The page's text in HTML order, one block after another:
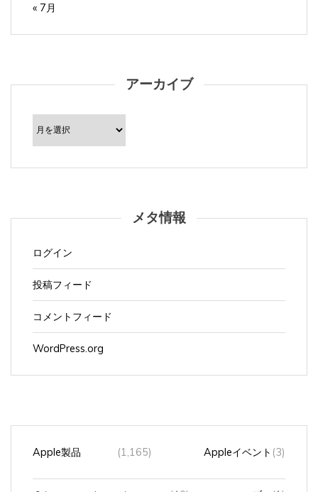
« 7月
アーカイブ
ア
ー
カ
イ
メタ情報
ログイン
投稿フィード
コメントフィード
WordPress.org
Apple製品 (1,165) Appleイベント (3)